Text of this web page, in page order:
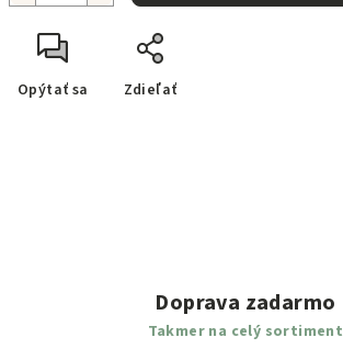
Opýtať sa Zdieľať
Doprava zadarmo
Takmer na celý sortiment